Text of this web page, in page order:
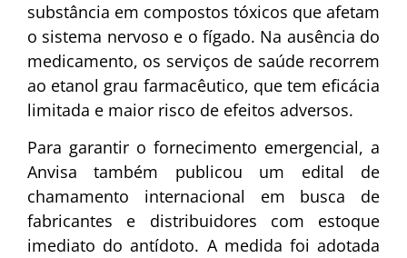
substância em compostos tóxicos que afetam
o sistema nervoso e o fígado. Na ausência do
medicamento, os serviços de saúde recorrem
ao etanol grau farmacêutico, que tem eficácia
limitada e maior risco de efeitos adversos.
Para garantir o fornecimento emergencial, a
Anvisa também publicou um edital de
chamamento internacional em busca de
fabricantes e distribuidores com estoque
imediato do antídoto. A medida foi adotada